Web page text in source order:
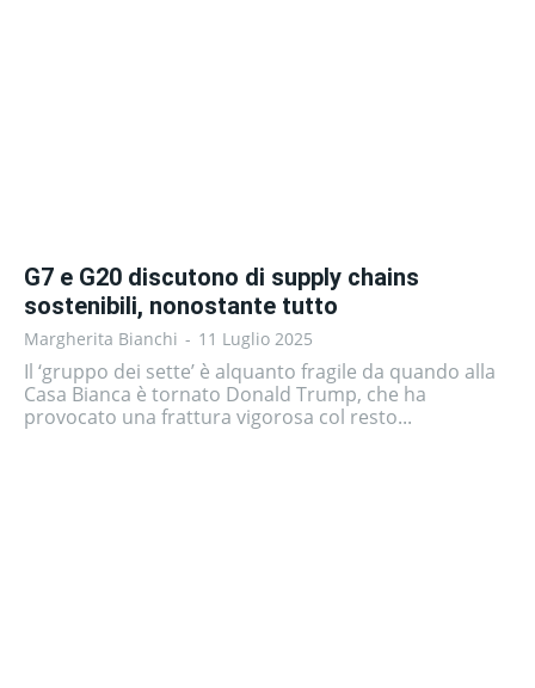
G7 e G20 discutono di supply chains
sostenibili, nonostante tutto
Margherita Bianchi - 11 Luglio 2025
Il ‘gruppo dei sette’ è alquanto fragile da quando alla
Casa Bianca è tornato Donald Trump, che ha
provocato una frattura vigorosa col resto...